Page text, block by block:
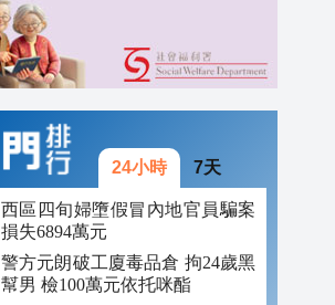
24小時 7天
西區四旬婦墮假冒內地官員騙案
損失6894萬元
警方元朗破工廈毒品倉 拘24歲黑
幫男 檢100萬元依托咪酯